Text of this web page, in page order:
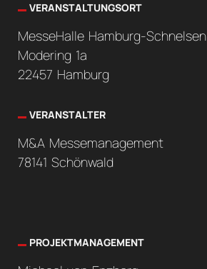
VERANSTALTUNGSORT
MesseHalle Hamburg-Schnelsen
Modering 1a
22457 Hamburg
VERANSTALTER
M&A Messemanagement
78141 Schönwald
PROJEKTMANAGEMENT